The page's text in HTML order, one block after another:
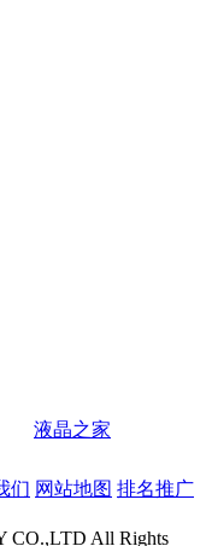
液晶之家
们 网站地图 排名推广
CO.,LTD All Rights